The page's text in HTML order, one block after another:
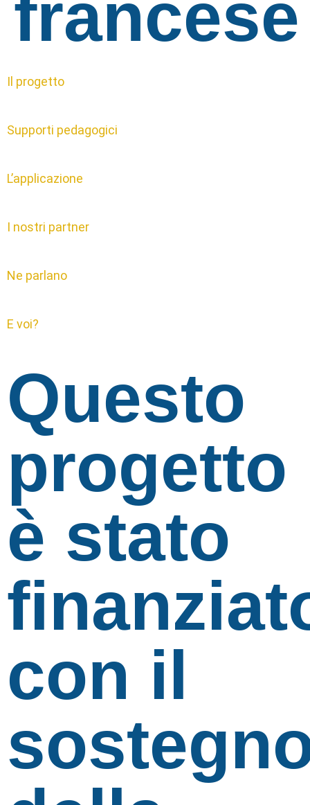
francese
Il progetto
Supporti pedagogici
L’applicazione
I nostri partner
Ne parlano
E voi?
Questo
progetto
è stato
con il